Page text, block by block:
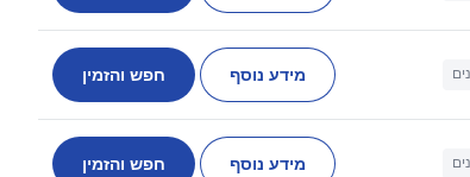
מידע נוסף חפש והזמין
מידע נוסף חפש והזמין